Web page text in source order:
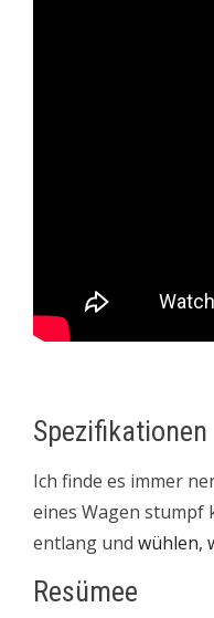
Spezifikationen
Ich finde es immer
eines Wagen stumpf
entlang und wühlen,
Resümee